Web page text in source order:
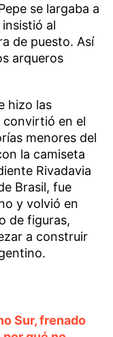
se largaba a
al
de puesto. Así
arqueros
hizo las
convirtió en el
menores del
la camiseta
Rivadavia
Brasil, fue
y volvió en
de figuras,
a construir
Sur, frenado